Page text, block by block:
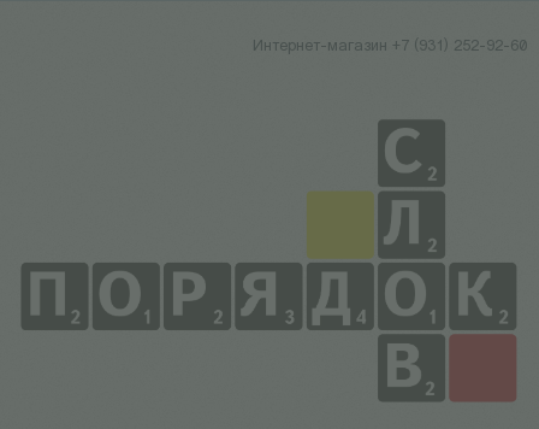
Интернет-магазин +7 (931) 252-92-60